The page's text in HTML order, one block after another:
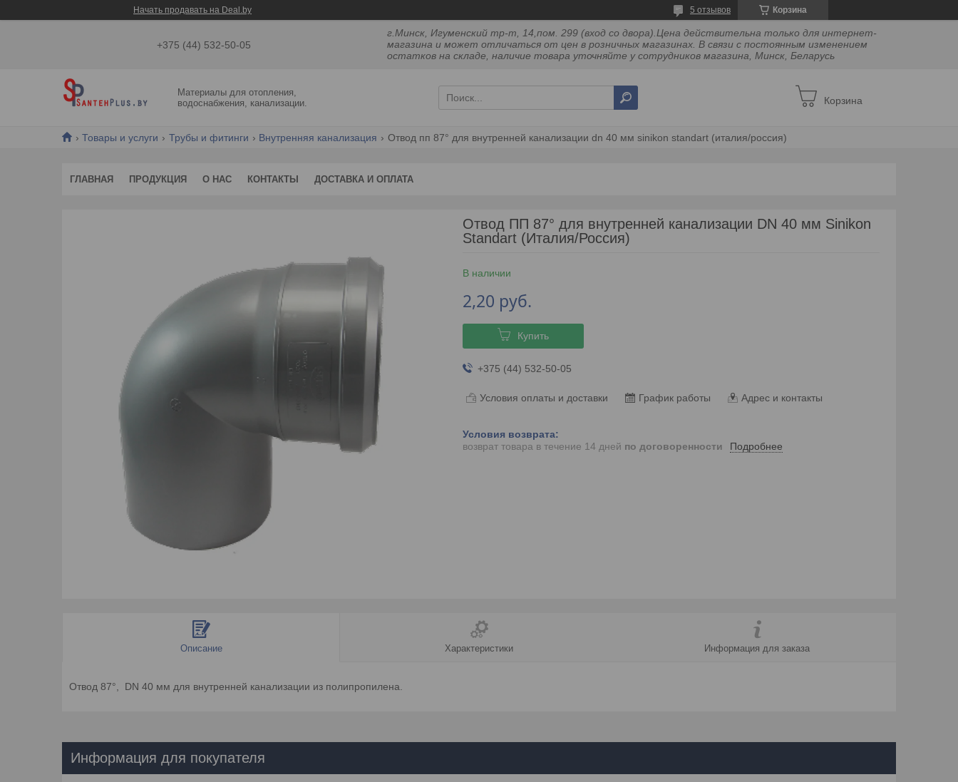
Начать продавать на Deal.by Корзина
5 отзывов
+375 (44) 532-50-05
г.Минск, Игуменский тр-т, 14,пом. 299 (вход со двора).Цена действительна только для интернет-
магазина и может отличаться от цен в розничных магазинах. В связи с постоянным изменением
остатков на складе, наличие товара уточняйте у сотрудников магазина, Минск, Беларусь
Материалы для отопления,
водоснабжения, канализации.
Корзина
Товары и услуги Трубы и фитинги Внутренняя канализация Отвод пп 87° для внутренней канализации dn 40 мм sinikon standart (италия/россия)
ГЛАВНАЯ ПРОДУКЦИЯ О НАС КОНТАКТЫ ДОСТАВКА И ОПЛАТА
Отвод ПП 87° для внутренней канализации DN 40 мм Sinikon
Standart (Италия/Россия)
В наличии
2,20 руб.
Купить
+375 (44) 532-50-05
Условия оплаты и доставки График работы Адрес и контакты
возврат товара в течение 14 дней по договоренности Подробнее
Описание Характеристики Информация для заказа
Отвод 87°, DN 40 мм для внутренней канализации из полипропилена.
Информация для покупателя